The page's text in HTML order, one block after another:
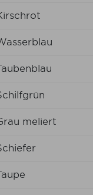
meliert